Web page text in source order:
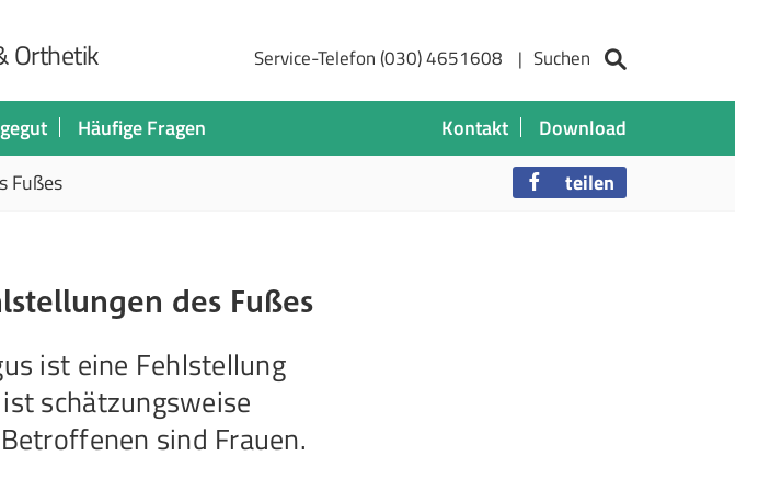
Orthetik Service-Telefon (030) 4651608 Suchen
Häufige Fragen Kontakt
Download
Fußes teilen
des Fußes
ist eine Fehlstellung
schätzungsweise
sind Frauen.